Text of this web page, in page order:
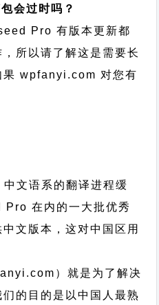
会过时吗？
Pro 有版本更新都
所以请了解这是需要长
果 wpfanyi.com 对您有
文语系的翻译进程缓
在内的一大批优秀
文版本，这对中国区用
） 就是为了解决
的目的是以中国人最熟